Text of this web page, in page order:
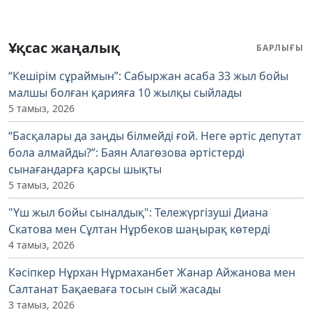
Ұқсас жаңалық БАРЛЫҒЫ
“Кешірім сұраймын”: Сабыржан асаба 33 жыл бойы
малшы болған қарияға 10 жылқы сыйлады
5 тамыз, 2026
“Басқалары да заңды білмейді ғой. Неге әртіс депутат
бола алмайды?”: Баян Алагөзова әртістерді
сынағандарға қарсы шықты
5 тамыз, 2026
"Үш жыл бойы сыналдық": Тележүргізуші Диана
Скатова мен Сұлтан Нұрбеков шаңырақ көтерді
4 тамыз, 2026
Кәсіпкер Нұрхан Нұрмаханбет Жанар Айжанова мен
Салтанат Бақаеваға тосын сый жасады
3 тамыз, 2026